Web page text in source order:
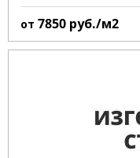
от 7850 руб./м2